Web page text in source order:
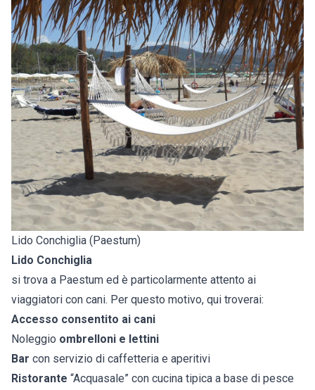
Lido Conchiglia (Paestum)
Lido Conchiglia
si trova a Paestum ed è particolarmente attento ai
viaggiatori con cani. Per questo motivo, qui troverai:
Accesso consentito ai cani
Noleggio ombrelloni e lettini
Bar con servizio di caffetteria e aperitivi
Ristorante “Acquasale” con cucina tipica a base di pesce